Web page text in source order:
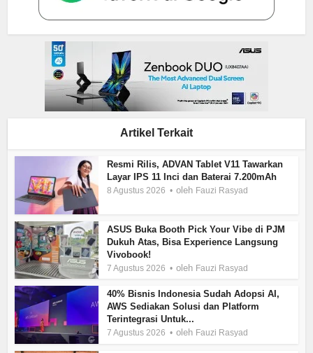
Artikel Terkait
Resmi Rilis, ADVAN Tablet V11 Tawarkan
Layar IPS 11 Inci dan Baterai 7.200mAh
8 Agustus 2026 oleh Fauzi Rasyad
ASUS Buka Booth Pick Your Vibe di PJM
Dukuh Atas, Bisa Experience Langsung
Vivobook!
7 Agustus 2026 oleh Fauzi Rasyad
40% Bisnis Indonesia Sudah Adopsi AI,
AWS Sediakan Solusi dan Platform
Terintegrasi Untuk...
7 Agustus 2026 oleh Fauzi Rasyad